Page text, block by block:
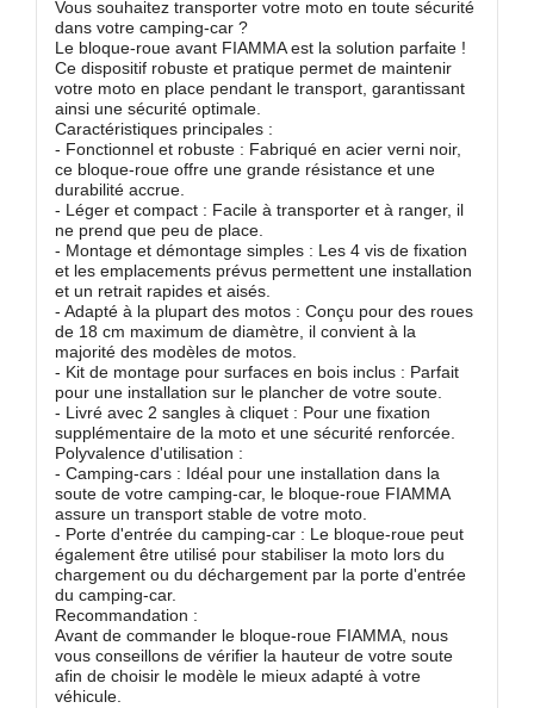
Vous souhaitez transporter votre moto en toute sécurité
dans votre camping-car ?
Le bloque-roue avant FIAMMA est la solution parfaite !
Ce dispositif robuste et pratique permet de maintenir
votre moto en place pendant le transport, garantissant
ainsi une sécurité optimale.
Caractéristiques principales :
- Fonctionnel et robuste : Fabriqué en acier verni noir,
ce bloque-roue offre une grande résistance et une
durabilité accrue.
- Léger et compact : Facile à transporter et à ranger, il
ne prend que peu de place.
- Montage et démontage simples : Les 4 vis de fixation
et les emplacements prévus permettent une installation
et un retrait rapides et aisés.
- Adapté à la plupart des motos : Conçu pour des roues
de 18 cm maximum de diamètre, il convient à la
majorité des modèles de motos.
- Kit de montage pour surfaces en bois inclus : Parfait
pour une installation sur le plancher de votre soute.
- Livré avec 2 sangles à cliquet : Pour une fixation
supplémentaire de la moto et une sécurité renforcée.
Polyvalence d'utilisation :
- Camping-cars : Idéal pour une installation dans la
soute de votre camping-car, le bloque-roue FIAMMA
assure un transport stable de votre moto.
- Porte d'entrée du camping-car : Le bloque-roue peut
également être utilisé pour stabiliser la moto lors du
chargement ou du déchargement par la porte d'entrée
du camping-car.
Recommandation :
Avant de commander le bloque-roue FIAMMA, nous
vous conseillons de vérifier la hauteur de votre soute
afin de choisir le modèle le mieux adapté à votre
véhicule.